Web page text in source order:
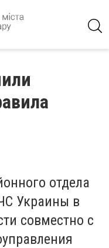
отдела
Украины в
совместно с